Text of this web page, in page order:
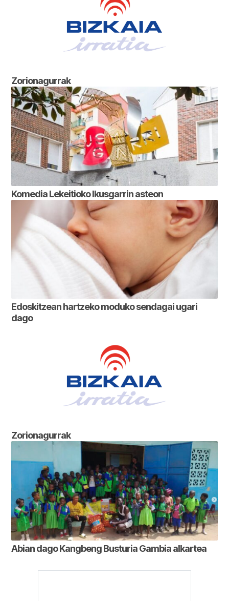
Zorionagurrak
Komedia Lekeitioko Ikusgarrin asteon
Edoskitzean hartzeko moduko sendagai ugari
dago
Zorionagurrak
Abian dago Kangbeng Busturia Gambia alkartea